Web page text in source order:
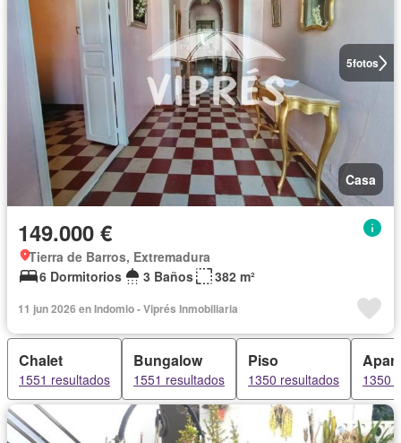
5fotos
Casa
149.000 €
Tierra de Barros, Extremadura
6 Dormitorios
3 Baños 382 m²
11 jun 2026 en Indomio - Viprés Inmobiliaria
Chalet
1551 resultados
Bungalow
1551 resultados
Piso
1350 resultados 1350